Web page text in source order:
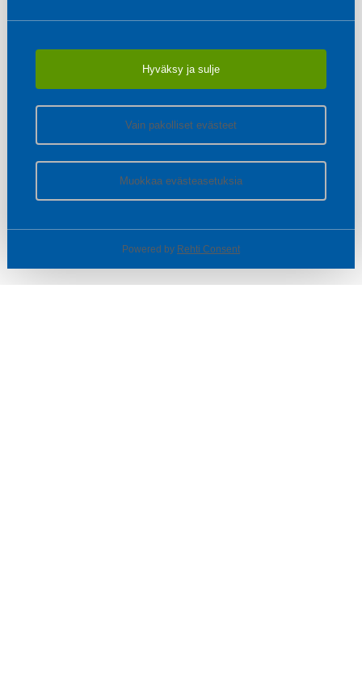
Hyväksy ja sulje
Vain pakolliset evästeet
Muokkaa evästeasetuksia
Powered by Rehti Consent